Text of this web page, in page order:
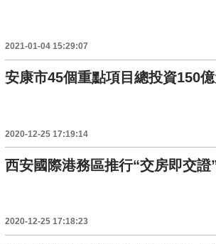
2021-01-04 15:29:07
安康市45個重點項目總投資150
2020-12-25 17:19:14
西安國際港務區推行“交房即交證
2020-12-25 17:18:23